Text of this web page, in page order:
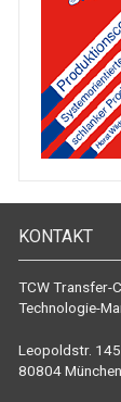
KONTAKT
TCW Transfer-
Technologie-
Leopoldstr. 145
80804 München